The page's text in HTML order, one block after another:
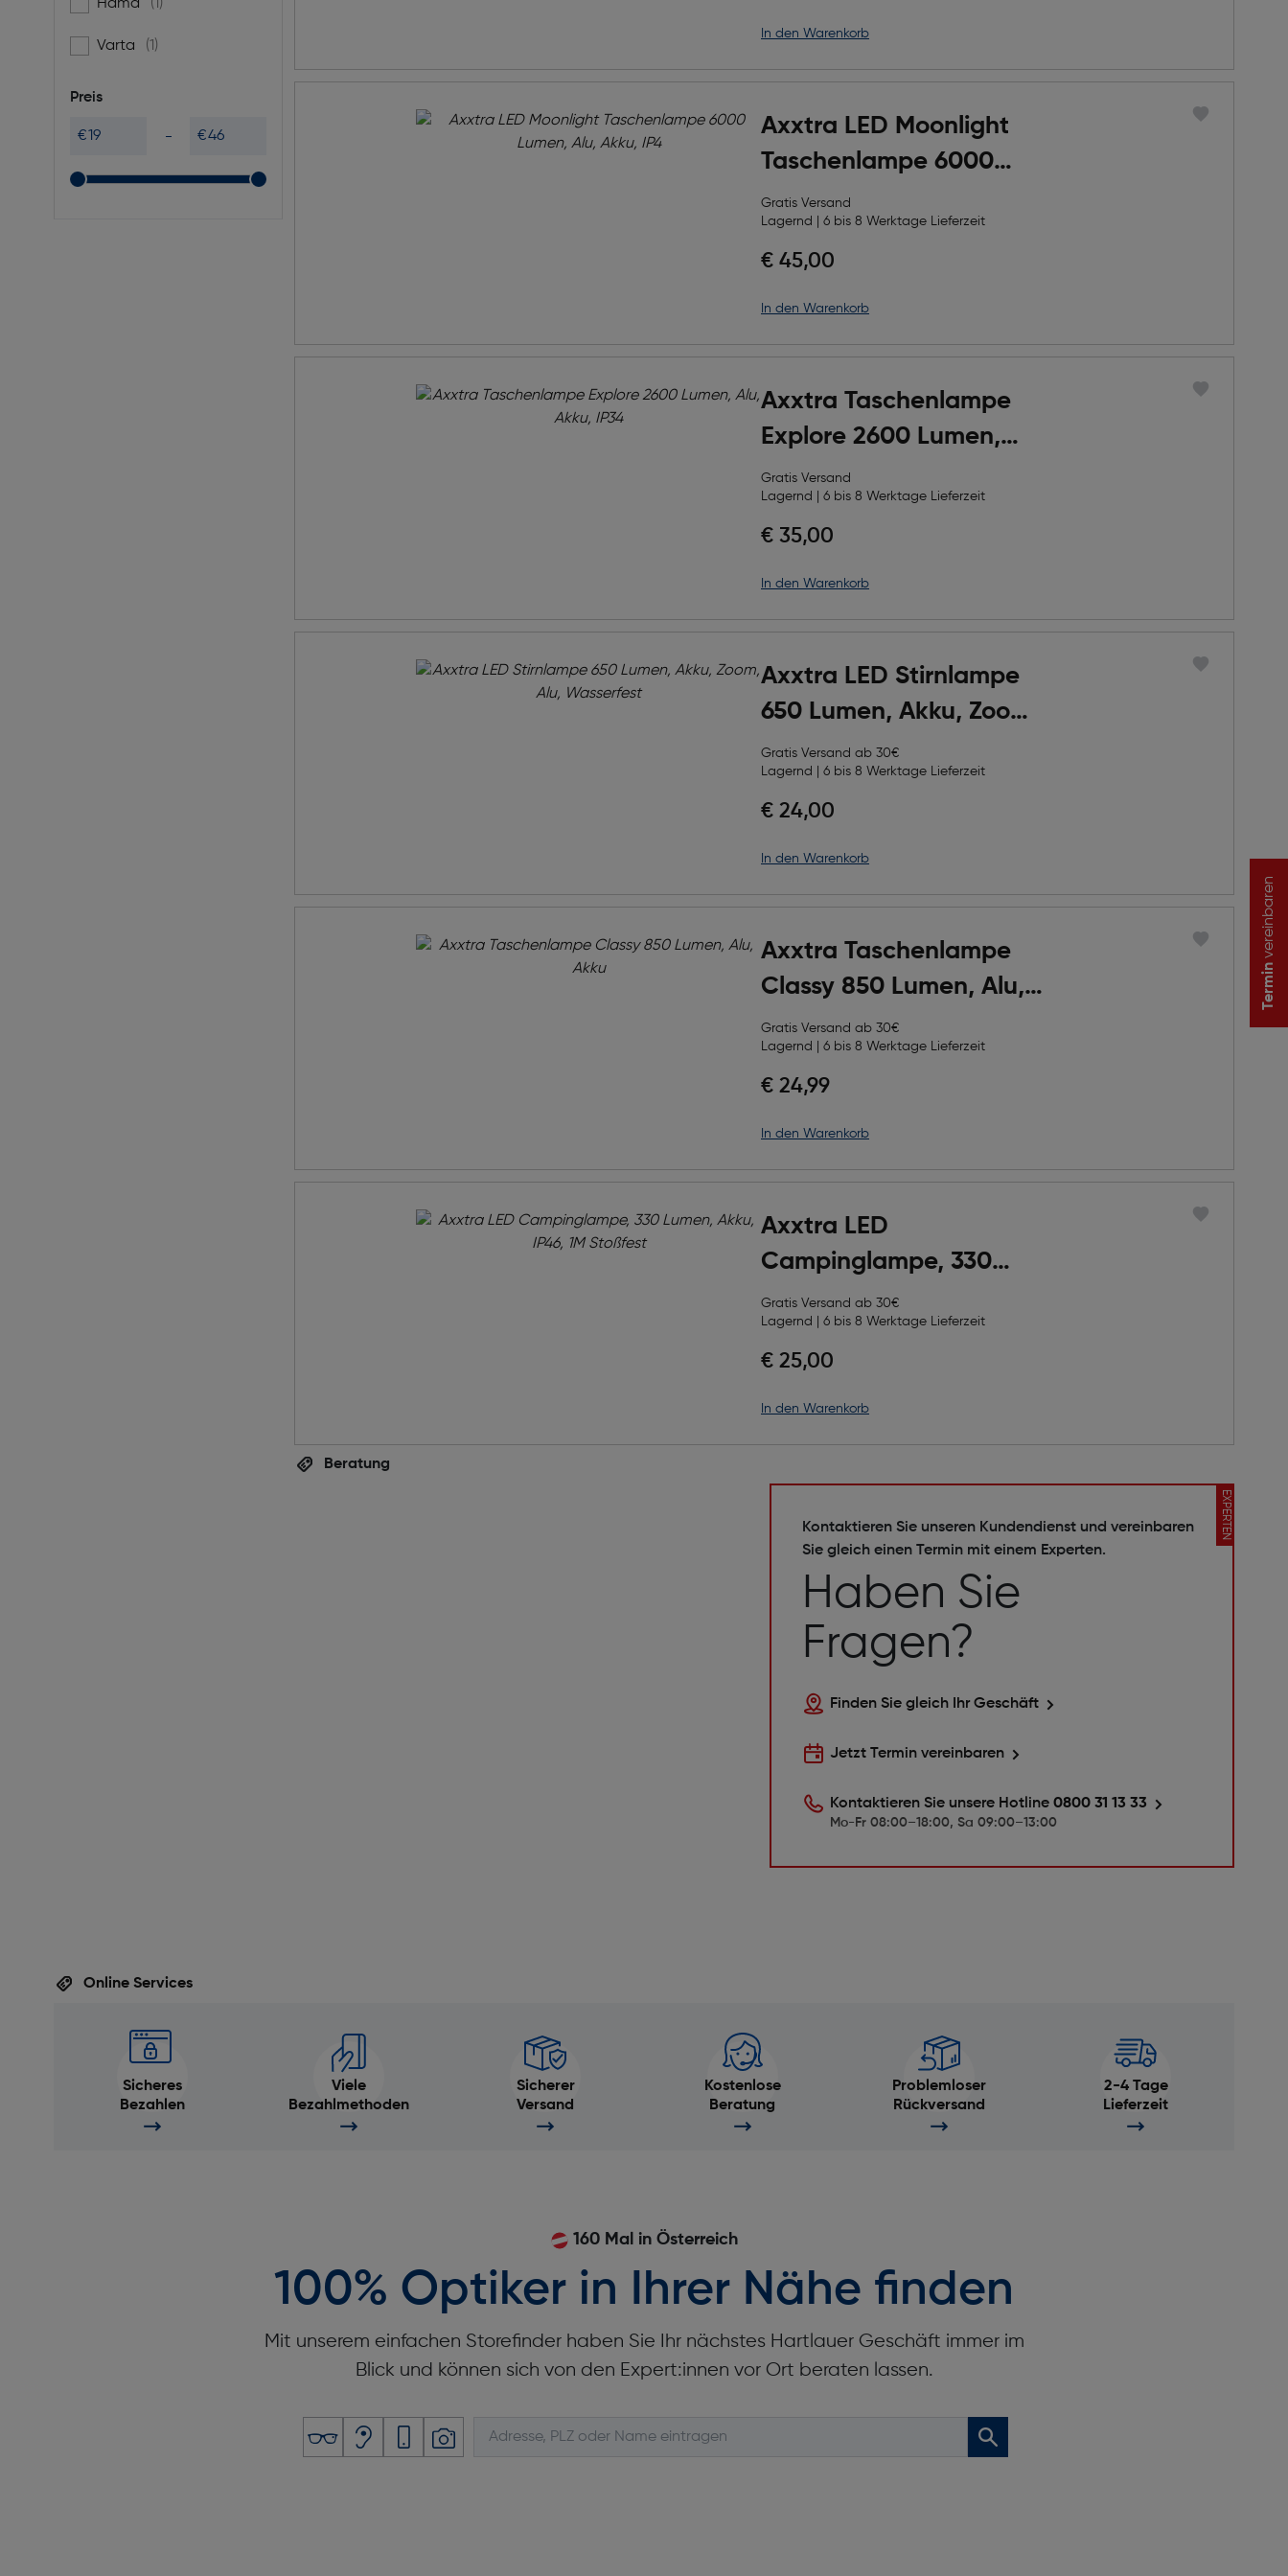
Hama (1)
Filtern nach Marke: Hama
Varta (1)
Filtern nach Marke: Varta
Preis
€ €
in den Warenkorb
Axxtra LED Moonlight
Taschenlampe 6000
Lumen, Alu, Akku, IP4
Gratis Versand
Lagernd | 6 bis 8 Werktage Lieferzeit
€ 45,00
in den Warenkorb
Axxtra Taschenlampe
Explore 2600 Lumen,
Alu, Akku, IP34
Gratis Versand
Lagernd | 6 bis 8 Werktage Lieferzeit
€ 35,00
in den Warenkorb
Axxtra LED Stirnlampe
650 Lumen, Akku, Zoom,
Alu, Wasserfest
Gratis Versand ab 30€
Lagernd | 6 bis 8 Werktage Lieferzeit
€ 24,00
in den Warenkorb
Axxtra Taschenlampe
Classy 850 Lumen, Alu,
Akku
Gratis Versand ab 30€
Lagernd | 6 bis 8 Werktage Lieferzeit
€ 24,99
in den Warenkorb
Axxtra LED
Campinglampe, 330
Lumen, Akku, IP46, 1M
Stoßfest
Gratis Versand ab 30€
Lagernd | 6 bis 8 Werktage Lieferzeit
€ 25,00
in den Warenkorb
Beratung
EXPERTEN
Kontaktieren Sie unseren Kundendienst und vereinbaren
Sie gleich einen Termin mit einem Experten.
Haben Sie
Fragen?
Finden Sie gleich Ihr Geschäft
Jetzt Termin vereinbaren
Kontaktieren Sie unsere Hotline0800 31 13 33
Mo-Fr 08:00–18:00, Sa 09:00–13:00
Online Services
Sicheres
Bezahlen
Viele
Bezahlmethoden
Sicherer
Versand
Kostenlose
Beratung
Problemloser
Rückversand
2-4 Tage
Lieferzeit
160 Mal in Österreich
100% Optiker in Ihrer Nähe finden
Mit unserem einfachen Storefinder haben Sie Ihr nächstes Hartlauer Geschäft immer im
Blick und können sich von den Expert:innen vor Ort beraten lassen.
Termin
vereinbaren